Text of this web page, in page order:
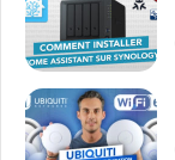
s
e
m
a